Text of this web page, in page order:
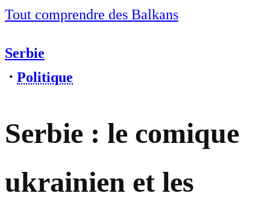
Tout comprendre des Balkans
Serbie
⋅ Politique
Serbie : le comique
ukrainien et les